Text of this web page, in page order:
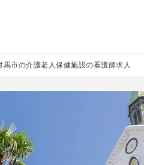
馬市の介護老人保健施設の看護師求人